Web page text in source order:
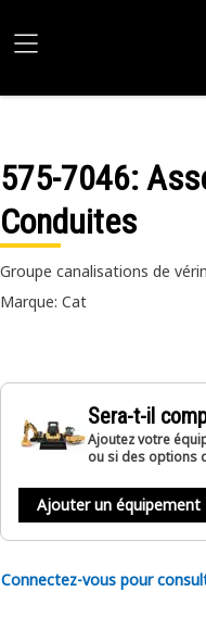
575-7046:
Conduites
Groupe canalisations de
Marque: Cat
Sera-t-il
Ajoutez votre
ou si des options
Ajouter un équipement
Connectez-vous pour